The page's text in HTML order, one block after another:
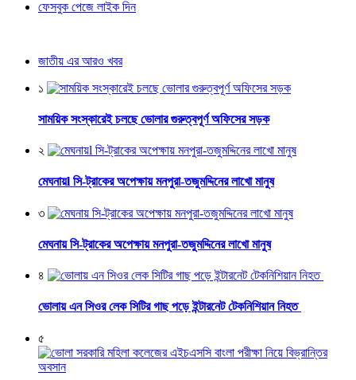
ফেসবুক পেজে লাইক দিন
জাতীয় এর আরও খবর
১
সাময়িক সংস্কারেই চলছে ভোলার গুরুত্বপূর্ণ অফিসের সড়ক
২
মেঘনায়l সি-ট্রাকের অপেক্ষায় মনপুরা-তজুমদ্দিনের লাখো মানুষ
৩
মেঘনায় সি-ট্রাকের অপেক্ষায় মনপুরা-তজুমদ্দিনের লাখো মানুষ
৪
ভোলায় এন সিওর লেক সিটির গাছ পড়ে ইন্টারনেট টেকনিশিয়ান নিহত
৫